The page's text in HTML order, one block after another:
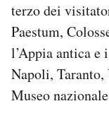
terzo dei
Paestum,
l’Appia antica e
Napoli, Taranto,
Museo